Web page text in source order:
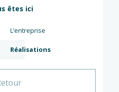
êtes ici
L’entreprise
Réalisations